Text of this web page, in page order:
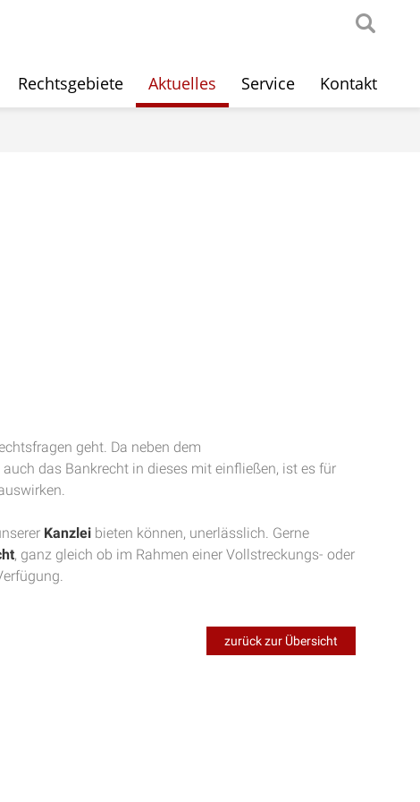
Rechtsgebiete Aktuelles Service Kontakt
geht. Da neben dem
das Bankrecht in dieses mit einfließen, ist es für
Kanzlei bieten können, unerlässlich. Gerne
, ganz gleich ob im Rahmen einer Vollstreckungs- oder
zurück zur Übersicht